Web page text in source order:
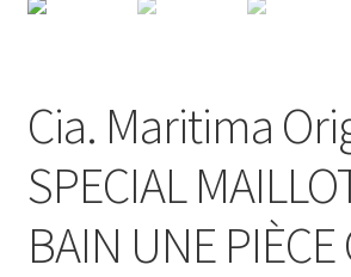
Luxury Lingerie
Femme
Homme
Cia. Maritima
SPECIAL
BAIN UNE